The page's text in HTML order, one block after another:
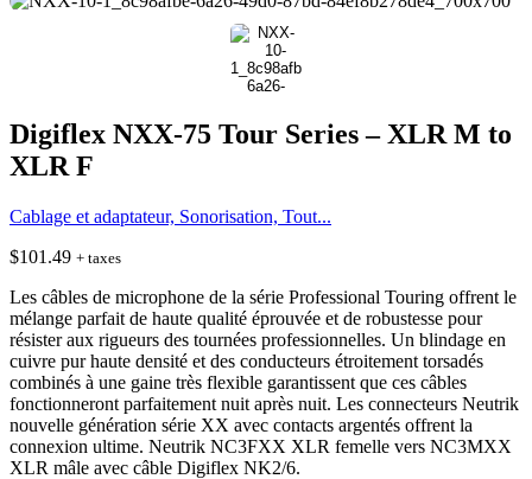
Digiflex NXX-75 Tour Series – XLR M to
XLR F
Cablage et adaptateur, Sonorisation, Tout...
$101.49 + taxes
Les câbles de microphone de la série Professional Touring offrent le
mélange parfait de haute qualité éprouvée et de robustesse pour
résister aux rigueurs des tournées professionnelles. Un blindage en
cuivre pur haute densité et des conducteurs étroitement torsadés
combinés à une gaine très flexible garantissent que ces câbles
fonctionneront parfaitement nuit après nuit. Les connecteurs Neutrik
nouvelle génération série XX avec contacts argentés offrent la
connexion ultime. Neutrik NC3FXX XLR femelle vers NC3MXX
XLR mâle avec câble Digiflex NK2/6.